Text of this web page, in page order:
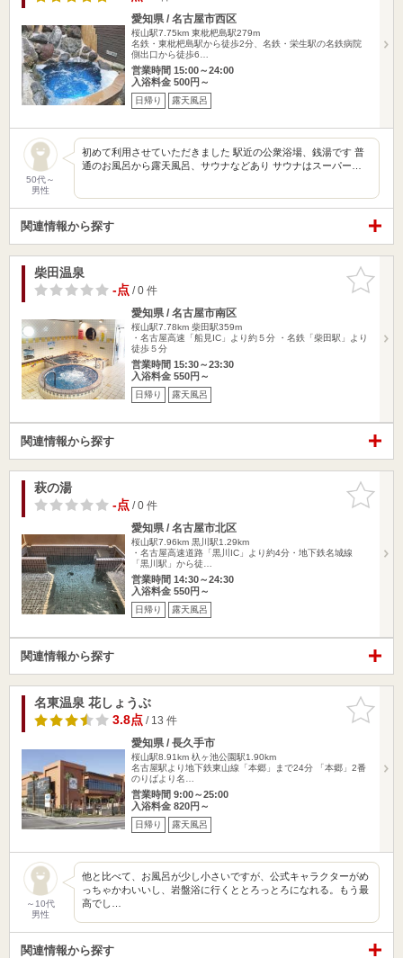
愛知県 / 名古屋市西区
桜山駅7.75km 東枇杷島駅279m
名鉄・東枇杷島駅から徒歩2分、名鉄・栄生駅の名鉄病院
側出口から徒歩6…
営業時間 15:00～24:00
入浴料金 500円～
日帰り 露天風呂
50代～
男性
初めて利用させていただきました 駅近の公衆浴場、銭湯です 普
通のお風呂から露天風呂、サウナなどあり サウナはスーパー…
関連情報から探す
お気に入
りに追加
柴田温泉
-点/ 0 件
愛知県 / 名古屋市南区
桜山駅7.78km 柴田駅359m
・名古屋高速「船見IC」より約５分 ・名鉄「柴田駅」より
徒歩５分
営業時間 15:30～23:30
入浴料金 550円～
日帰り 露天風呂
関連情報から探す
お気に入
りに追加
萩の湯
-点/ 0 件
愛知県 / 名古屋市北区
桜山駅7.96km 黒川駅1.29km
・名古屋高速道路「黒川IC」より約4分・地下鉄名城線
「黒川駅」から徒…
営業時間 14:30～24:30
入浴料金 550円～
日帰り 露天風呂
関連情報から探す
お気に入
りに追加
名東温泉 花しょうぶ
3.8点/ 13 件
愛知県 / 長久手市
桜山駅8.91km 杁ヶ池公園駅1.90km
名古屋駅より地下鉄東山線「本郷」まで24分 「本郷」2番
のりばより名…
営業時間 9:00～25:00
入浴料金 820円～
日帰り 露天風呂
～10代
男性
他と比べて、お風呂が少し小さいですが、公式キャラクターがめ
っちゃかわいいし、岩盤浴に行くととろっとろになれる。もう最
高でし…
関連情報から探す